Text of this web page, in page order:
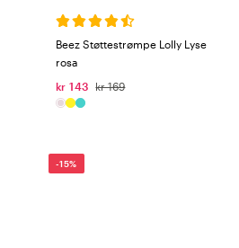
Beez Støttestrømpe Lolly Lyse
rosa
kr 143
kr 169
-15%